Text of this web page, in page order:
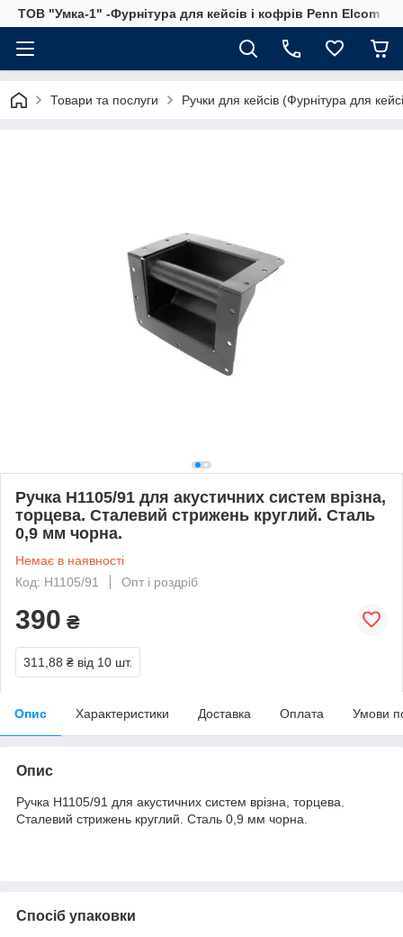
ТОВ "Умка-1" -Фурнітура для кейсів і кофрів Penn Elcom
Товари та послуги Ручки для кейсів (Фурнітура для
Ручка H1105/91 для акустичних систем врізна,
торцева. Сталевий стрижень круглий. Сталь
0,9 мм чорна.
Немає в наявності
Код: H1105/91
Опт і роздріб
390 ₴
311,88 ₴ від 10 шт.
Опис Характеристики Доставка Оплата Умови
Опис
Ручка H1105/91 для акустичних систем врізна, торцева.
Сталевий стрижень круглий. Сталь 0,9 мм чорна.
Спосіб упаковки